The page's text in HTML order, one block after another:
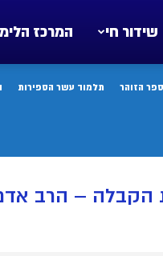
המרכז שידור חי
ספר הזוהר תלמוד עשר הספירות
– הרב אדם